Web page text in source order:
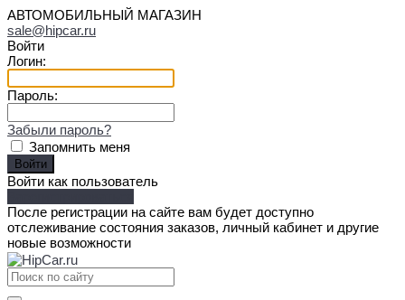
АВТОМОБИЛЬНЫЙ МАГАЗИН
sale@hipcar.ru
Войти
Логин:
Пароль:
Забыли пароль?
Запомнить меня
Войти как пользователь
После регистрации на сайте вам будет доступно
отслеживание состояния заказов, личный кабинет и другие
новые возможности